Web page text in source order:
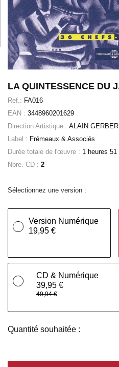
LA QUINTESSENCE DU
Ref.: FA016
EAN : 3448960201629
Direction Artistique : ALAIN GERBER
Label : Frémeaux & Associés
Durée totale de l'œuvre : 1 heures 51
Nbre. CD : 2
Sélectionnez une version :
Version Numérique
19,95 €
CD & Numérique
39,95 €
49,94 €
Quantité souhaitée :